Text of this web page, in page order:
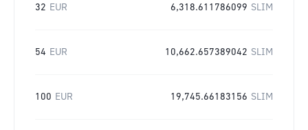
32 EUR 6,318.611786099 SLIM
54 EUR 10,662.657389042 SLIM
100 EUR 19,745.66183156 SLIM